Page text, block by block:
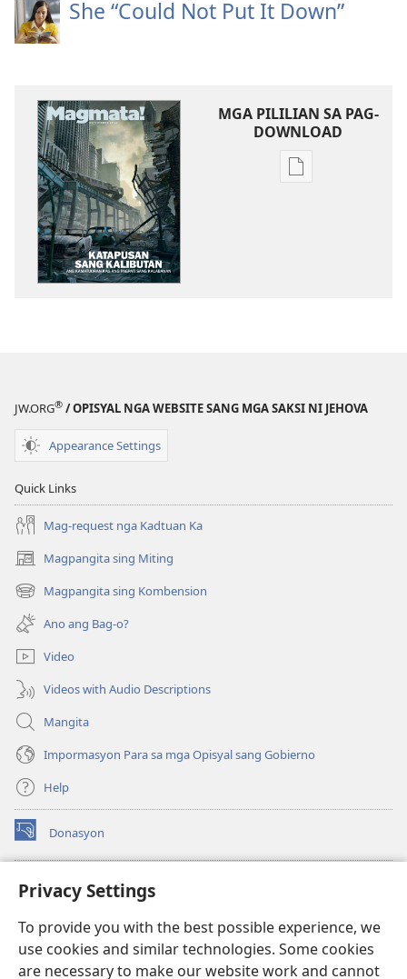
Privacy Settings
To provide you with the best possible experience, we
use cookies and similar technologies. Some cookies
are necessary to make our website work and cannot
She “Could Not Put It Down”
MGA PILILIAN SA PAG-
DOWNLOAD
Mga
JW.ORG® / OPISYAL NGA WEBSITE SANG MGA SAKSI NI JEHOVA
Appearance Settings
Quick Links
Mag-request nga Kadtuan Ka
Magpangita sing Miting
(opens
new
window)
Magpangita sing Kombension
(opens
new
window)
Ano ang Bag-o?
Video
Videos with Audio Descriptions
Mangita
Impormasyon Para sa mga Opisyal sang Gobierno
Help
Donasyon
(opens
new
Watchtower ONLINE LIBRARY™
(opens
window)JW Hub
(opens
new
window)JW Library